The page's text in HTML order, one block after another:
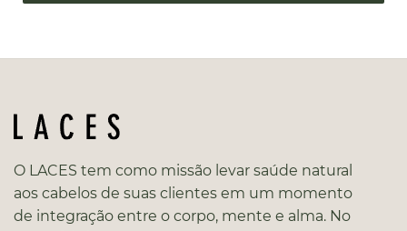
O LACES tem como missão levar saúde natural
aos cabelos de suas clientes em um momento
de integração entre o corpo, mente e alma. No